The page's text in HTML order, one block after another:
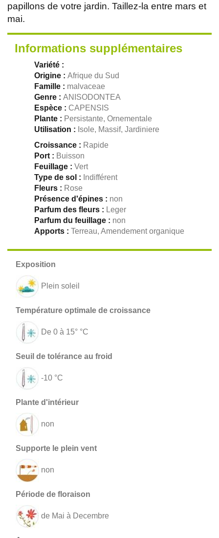
papillons de votre jardin. Taillez-la entre mars et
mai.
Informations supplémentaires
Variété :
Origine : Afrique du Sud
Famille : malvaceae
Genre : ANISODONTEA
Espèce : CAPENSIS
Plante : Persistante, Ornementale
Utilisation : Isole, Massif, Jardiniere
Croissance : Rapide
Port : Buisson
Feuillage : Vert
Type de sol : Indifférent
Fleurs : Rose
Présence d'épines : non
Parfum des fleurs : Leger
Parfum du feuillage : non
Apports : Terreau, Amendement organique
Plein soleil
De 0 à 15° °C
-10 °C
non
non
de Mai à Decembre